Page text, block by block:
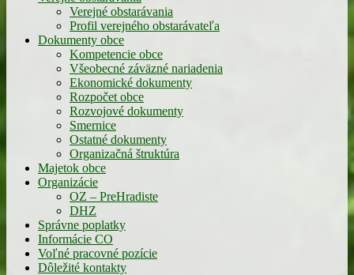
Verejné obstarávania
Profil verejného obstarávateľa
Dokumenty obce
Kompetencie obce
Všeobecné záväzné nariadenia
Ekonomické dokumenty
Rozpočet obce
Rozvojové dokumenty
Smernice
Ostatné dokumenty
Organizačná štruktúra
Majetok obce
Organizácie
OZ – PreHradiste
DHZ
Správne poplatky
Informácie CO
Voľné pracovné pozície
Dôležité kontakty